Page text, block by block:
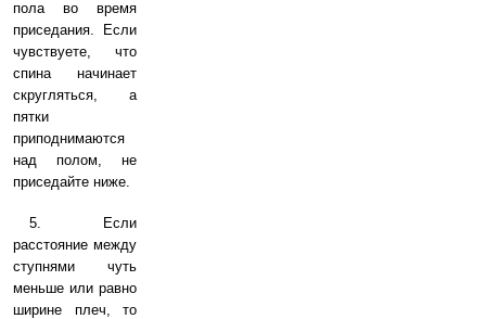
пола во время
приседания. Если
чувствуете, что
спина начинает
скругляться, а
пятки
приподнимаются
над полом, не
приседайте ниже.
5. Если
расстояние между
ступнями чуть
меньше или равно
ширине плеч, то